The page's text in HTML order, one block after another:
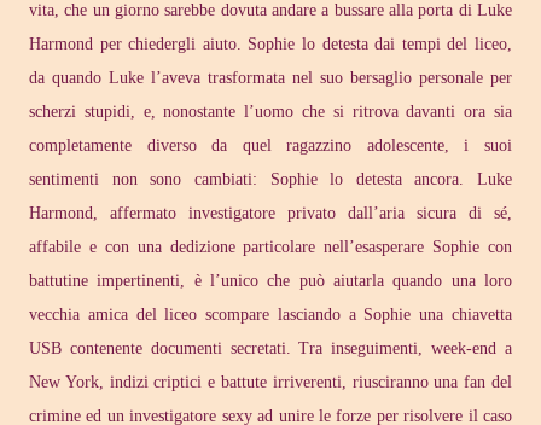
vita, che un giorno sarebbe dovuta andare a bussare alla porta di Luke
Harmond per chiedergli aiuto. Sophie lo detesta dai tempi del liceo,
da quando Luke l’aveva trasformata nel suo bersaglio personale per
scherzi stupidi, e, nonostante l’uomo che si ritrova davanti ora sia
completamente diverso da quel ragazzino adolescente, i suoi
sentimenti non sono cambiati: Sophie lo detesta ancora. Luke
Harmond, affermato investigatore privato dall’aria sicura di sé,
affabile e con una dedizione particolare nell’esasperare Sophie con
battutine impertinenti, è l’unico che può aiutarla quando una loro
vecchia amica del liceo scompare lasciando a Sophie una chiavetta
USB contenente documenti secretati. Tra inseguimenti, week-end a
New York, indizi criptici e battute irriverenti, riusciranno una fan del
crimine ed un investigatore sexy ad unire le forze per risolvere il caso